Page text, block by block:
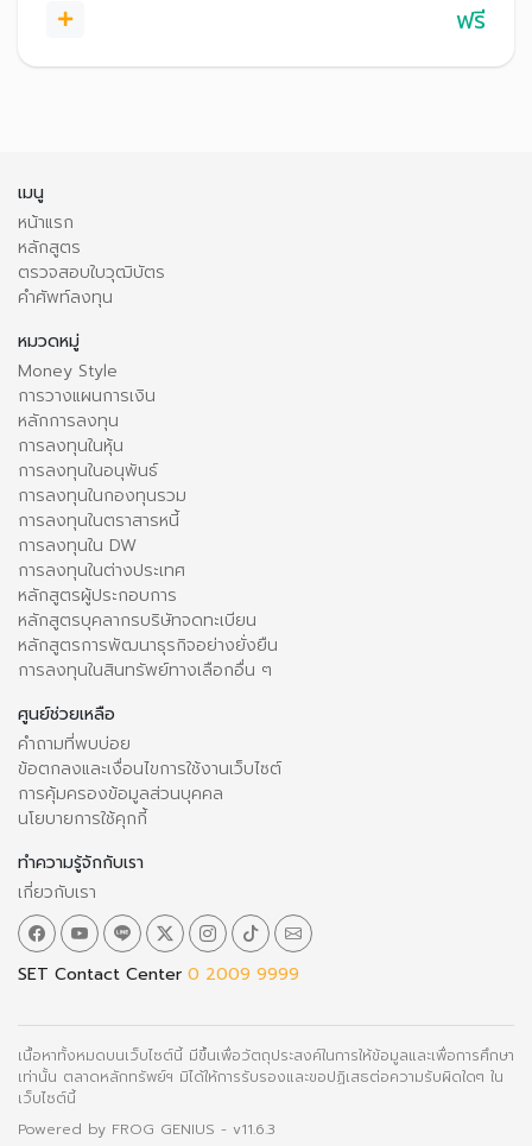
ฟรี
เมนู
หน้าแรก
หลักสูตร
ตรวจสอบใบวุฒิบัตร
คำศัพท์ลงทุน
หมวดหมู่
Money Style
การวางแผนการเงิน
หลักการลงทุน
การลงทุนในหุ้น
การลงทุนในอนุพันธ์
การลงทุนในกองทุนรวม
การลงทุนในตราสารหนี้
การลงทุนใน DW
การลงทุนในต่างประเทศ
หลักสูตรผู้ประกอบการ
หลักสูตรบุคลากรบริษัทจดทะเบียน
หลักสูตรการพัฒนาธุรกิจอย่างยั่งยืน
การลงทุนในสินทรัพย์ทางเลือกอื่น ๆ
ศูนย์ช่วยเหลือ
คำถามที่พบบ่อย
ข้อตกลงและเงื่อนไขการใช้งานเว็บไซต์
การคุ้มครองข้อมูลส่วนบุคคล
นโยบายการใช้คุกกี้
ทำความรู้จักกับเรา
เกี่ยวกับเรา
SET Contact Center 0 2009 9999
เนื้อหาทั้งหมดบนเว็บไซต์นี้ มีขึ้นเพื่อวัตถุประสงค์ในการให้ข้อมูลและเพื่อการศึกษา
เท่านั้น ตลาดหลักทรัพย์ฯ มิได้ให้การรับรองและขอปฏิเสธต่อความรับผิดใดๆ ใน
เว็บไซต์นี้
Powered by FROG GENIUS - v11.6.3